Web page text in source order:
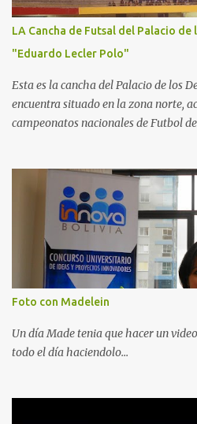
LA Cancha de Futsal del Palacio
"Eduardo Lecler Polo"
Esta es la cancha del Palacio de los
encuentra situado en la zona norte,
campeonatos nacionales de Futbol
Foto con Madelein
Un día Made tenia que hacer un
todo el día haciendolo...